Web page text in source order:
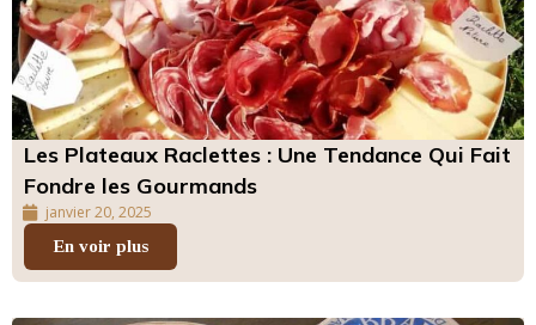
Les Plateaux Raclettes : Une Tendance Qui Fait
Fondre les Gourmands
janvier 20, 2025
En voir plus